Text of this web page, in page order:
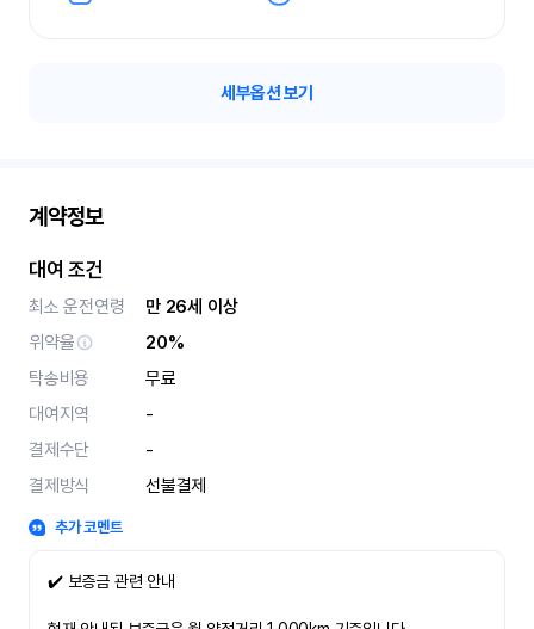
세부옵션 보기
계약정보
대여 조건
최소 운전연령
만 26세 이상
위약율
20%
탁송비용
무료
대여지역
-
결제수단
-
결제방식
선불결제
추가 코멘트
✔️ 보증금 관련 안내